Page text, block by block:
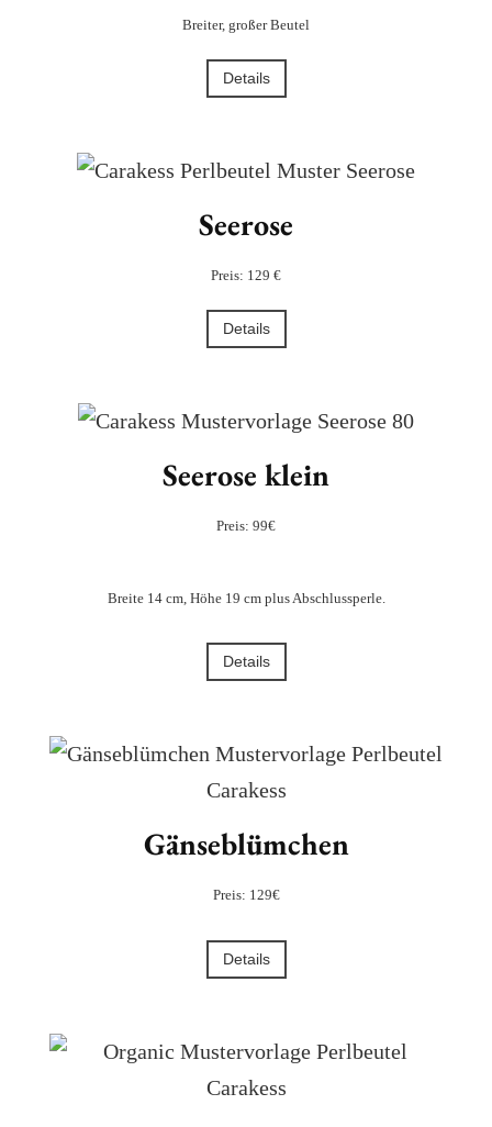
Breiter, großer Beutel
Details
Seerose
Preis: 129 €
Details
Seerose klein
Preis: 99€
Breite 14 cm, Höhe 19 cm plus Abschlussperle.
Details
Gänseblümchen
Preis: 129€
Details